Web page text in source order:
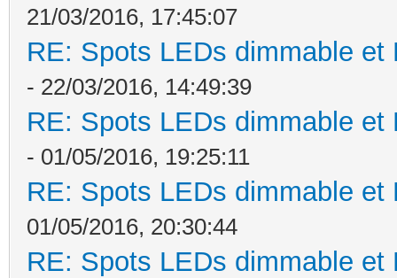
21/03/2016, 17:45:07
RE: Spots LEDs dimmable
- 22/03/2016, 14:49:39
RE: Spots LEDs dimmable
- 01/05/2016, 19:25:11
RE: Spots LEDs dimmable
01/05/2016, 20:30:44
RE: Spots LEDs dimmable